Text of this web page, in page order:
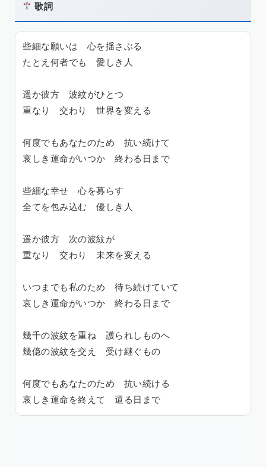
歌詞
些細な願いは 心を揺さぶる
たとえ何者でも 愛しき人
遥か彼方 波紋がひとつ
重なり 交わり 世界を変える
何度でもあなたのため 抗い続けて
哀しき運命がいつか 終わる日まで
些細な幸せ 心を募らす
全てを包み込む 優しき人
遥か彼方 次の波紋が
重なり 交わり 未来を変える
いつまでも私のため 待ち続けていて
哀しき運命がいつか 終わる日まで
幾千の波紋を重ね 護られしものへ
幾億の波紋を交え 受け継ぐもの
何度でもあなたのため 抗い続ける
哀しき運命を終えて 還る日まで